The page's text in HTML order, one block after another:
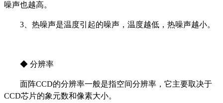
噪声也越高。
3、热噪声是温度引起的噪声，温度越低，热噪声越小。
◆ 分辨率
面阵CCD的分辨率一般是指空间分辨率，它主要取决于
CCD芯片的象元数和像素大小。